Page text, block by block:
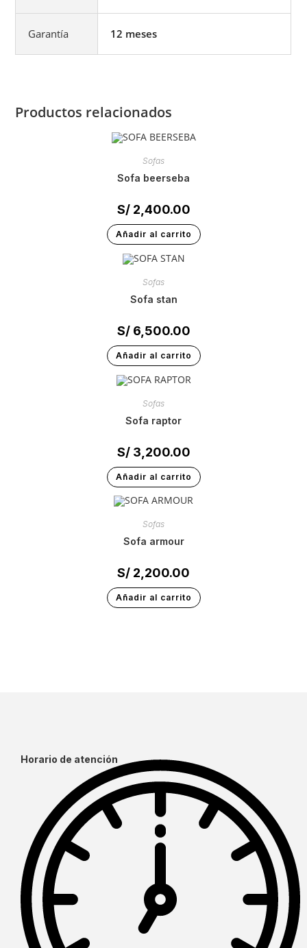
Garantía 12 meses
Productos relacionados
Sofas
sofa beerseba
S/2,400.00
Añadir al carrito
Sofas
sofa stan
S/6,500.00
Añadir al carrito
Sofas
sofa raptor
S/3,200.00
Añadir al carrito
Sofas
sofa armour
S/ 2,200.00
Añadir al carrito
Horario de atención